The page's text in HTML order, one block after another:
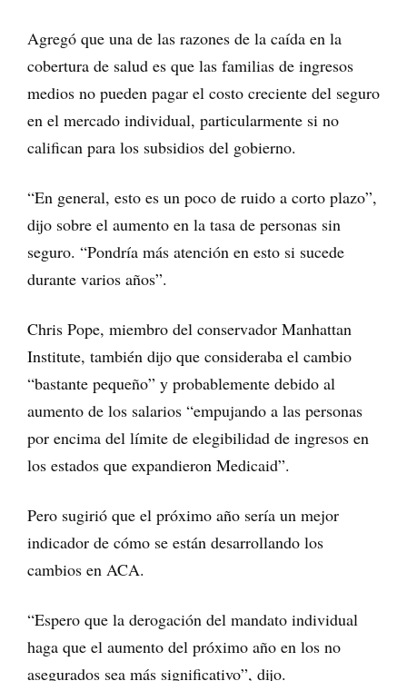
Agregó que una de las razones de la caída en la
cobertura de salud es que las familias de ingresos
medios no pueden pagar el costo creciente del seguro
en el mercado individual, particularmente si no
califican para los subsidios del gobierno.
“En general, esto es un poco de ruido a corto plazo”,
dijo sobre el aumento en la tasa de personas sin
seguro. “Pondría más atención en esto si sucede
durante varios años”.
Chris Pope, miembro del conservador Manhattan
Institute, también dijo que consideraba el cambio
“bastante pequeño” y probablemente debido al
aumento de los salarios “empujando a las personas
por encima del límite de elegibilidad de ingresos en
los estados que expandieron Medicaid”.
Pero sugirió que el próximo año sería un mejor
indicador de cómo se están desarrollando los
cambios en ACA.
“Espero que la derogación del mandato individual
haga que el aumento del próximo año en los no
asegurados sea más significativo”, dijo.